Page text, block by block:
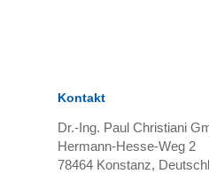
Kontakt
Dr.-Ing. Paul Christiani
Hermann-Hesse-Weg 2
78464Konstanz,